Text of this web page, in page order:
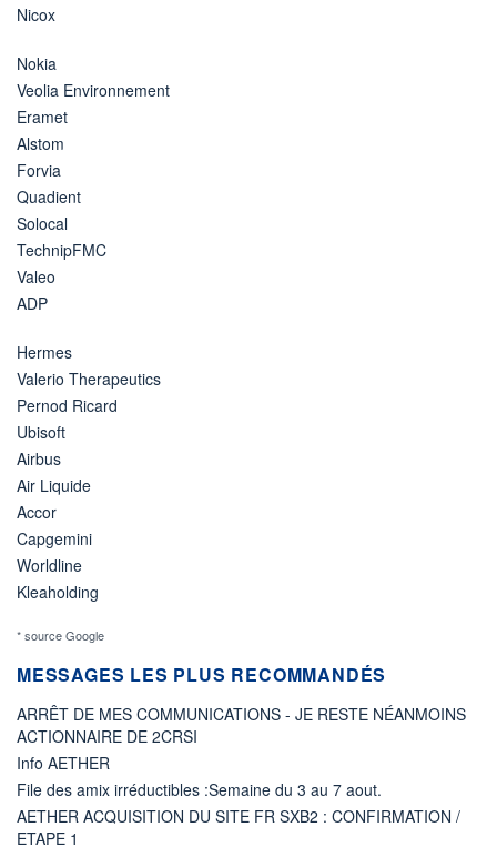
Nicox
Nokia
Veolia Environnement
Eramet
Alstom
Forvia
Quadient
Solocal
TechnipFMC
Valeo
ADP
Hermes
Valerio Therapeutics
Pernod Ricard
Ubisoft
Airbus
Air Liquide
Accor
Capgemini
Worldline
Kleaholding
* source Google
MESSAGES LES PLUS RECOMMANDÉS
ARRÊT DE MES COMMUNICATIONS - JE RESTE NÉANMOINS
ACTIONNAIRE DE 2CRSI
Info AETHER
File des amix irréductibles :Semaine du 3 au 7 aout.
AETHER ACQUISITION DU SITE FR SXB2 : CONFIRMATION /
ETAPE 1